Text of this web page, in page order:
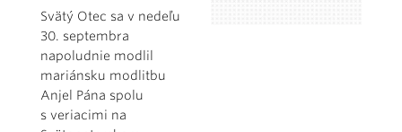
Svätý Otec sa v nedeľu
30. septembra
napoludnie modlil
mariánsku modlitbu
Anjel Pána spolu
s veriacimi na